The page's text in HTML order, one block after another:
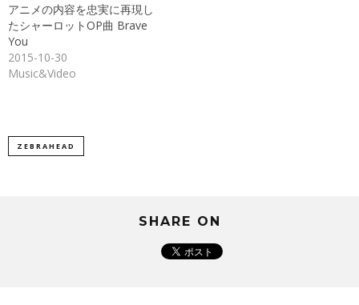
き
す)
い
ウ
ィ
で
開
アニメの内容を忠実に再現し
たシャーロットOP曲 Brave
You
2015-10-30
Music&Video
ZEBRAHEAD
SHARE ON